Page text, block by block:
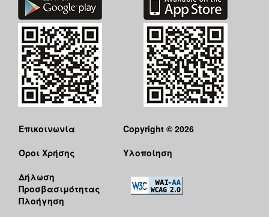
Επικοινωνία
Όροι Χρήσης
Δήλωση
Προσβασιμότητας
Πλοήγηση
Copyright © 2026
Υλοποίηση